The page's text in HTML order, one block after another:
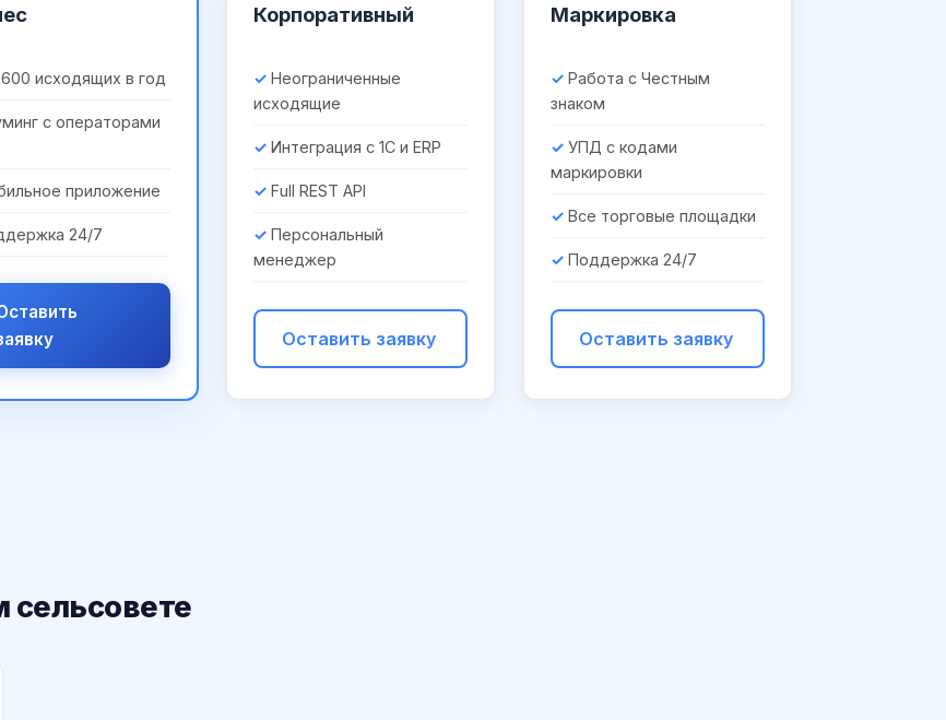
исходящих в год
с операторами
приложение
24/7
Корпоративный
Неограниченные
исходящие
Интеграция с 1С и ERP
Full REST API
Персональный
менеджер
Оставить заявку
Маркировка
Работа с Честным
знаком
УПД с кодами
маркировки
Все торговые площадки
Поддержка 24/7
Оставить заявку